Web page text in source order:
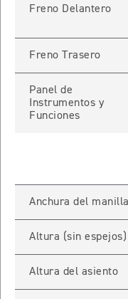
STREET TRIPLE
MOTO2
STREET TRIPLE
NEWSPEED
Precio desde
Freno Delantero
Freno Trasero
Panel de
Instrumentos y
Funciones
Anchura del
Altura (sin espejos)
Altura del asiento